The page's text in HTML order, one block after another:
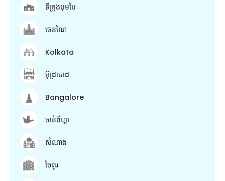
ទីក្រុងបុមបៃ
ចេនណៃ
Kolkata
អ៊ីដ្រាបាដ
Bangalore
ចាន់ឌីហ្គា
សំណាង
ចៃពួរ